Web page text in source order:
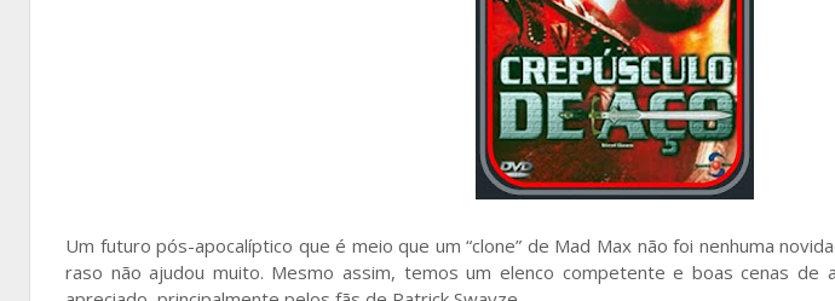
Um futuro pós-apocalíptico que é meio que um “clone” de Mad Max não foi nenhuma
raso não ajudou muito. Mesmo assim, temos um elenco competente e boas cenas de